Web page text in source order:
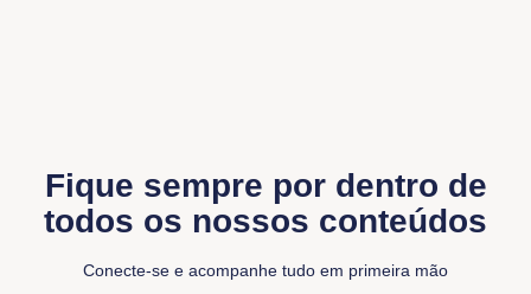
Fique sempre por dentro de
todos os nossos conteúdos
Conecte-se e acompanhe tudo em primeira mão